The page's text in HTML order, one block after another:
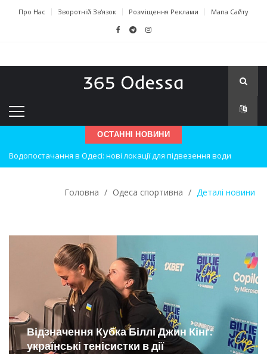
Про Нас Зворотній Зв'язок Розміщення Реклами Мапа Сайту
ОСТАННІ НОВИНИ
Водопостачання в Одесі: нові локації для підвезення води
Нічна атака на Одесу: наслідки вибухів
Одеські хокеїсти тріумфують на міжнародному турнірі
Успіхи одеситів на європейському чемпіонаті з карате
Новини з Зимової школи інсульту в Швейцарії
Інтеграція ветеранів в українське суспільство
Нічна атака на Одесу: наслідки обстрілу
Енергетична підтримка для Одеси
Головна / Одеса спортивна / Деталі новини
Відзначення Кубка Біллі Джин Кінг:
українські тенісистки в дії